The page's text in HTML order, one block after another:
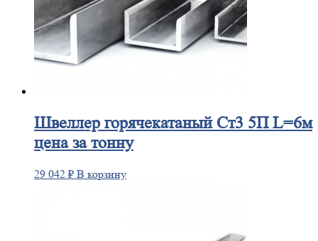
Швеллергорячекатаный Ст3 5П L=6м
цена за тонну
29 042 ₽ В корзину